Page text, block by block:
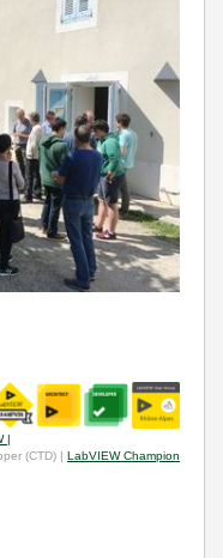
|
(CTD) | LabVIEW Champion